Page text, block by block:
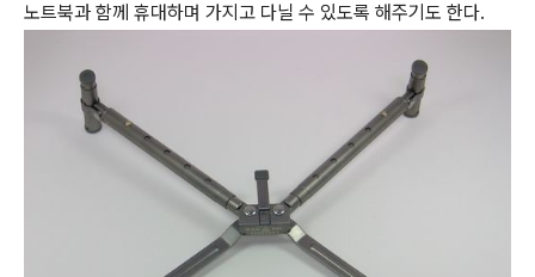
노트북과 함께 휴대하며 가지고 다닐 수 있도록 해주기도 한다.